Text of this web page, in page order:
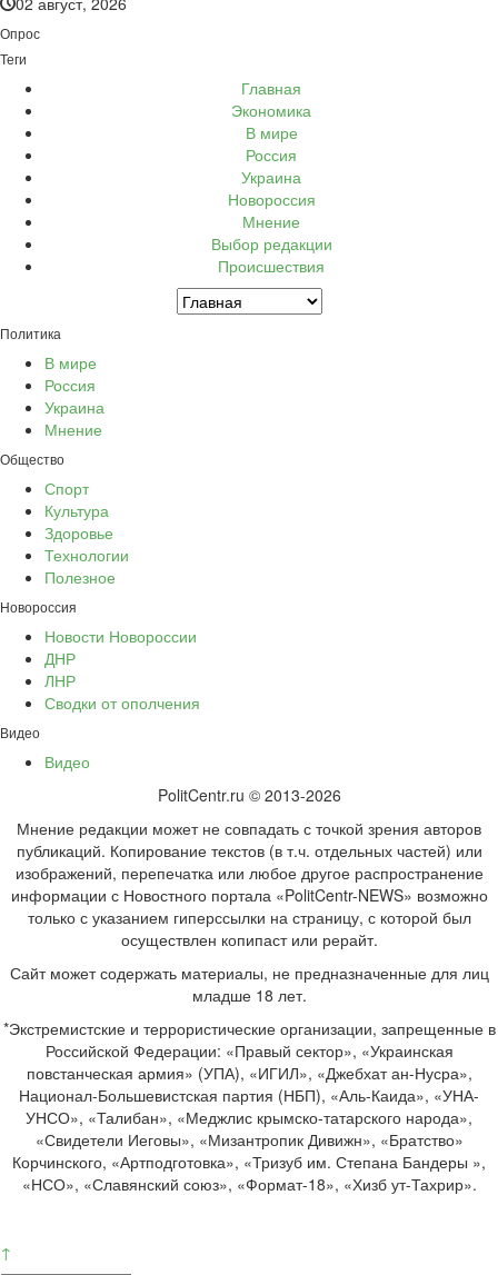
Опрос
Теги
Главная
Экономика
В мире
Россия
Украина
Новороссия
Мнение
Выбор редакции
Происшествия
Политика
В мире
Россия
Украина
Мнение
Общество
Спорт
Культура
Здоровье
Технологии
Полезное
Новороссия
Новости Новороссии
ДНР
ЛНР
Сводки от ополчения
Видео
Видео
PolitCentr.ru © 2013-2026
Мнение редакции может не совпадать с точкой зрения авторов
публикаций. Копирование текстов (в т.ч. отдельных частей) или
изображений, перепечатка или любое другое распространение
информации с Новостного портала «PolitCentr-NEWS» возможно
только с указанием гиперссылки на страницу, с которой был
осуществлен копипаст или рерайт.
Сайт может содержать материалы, не предназначенные для лиц
младше 18 лет.
*Экстремистские и террористические организации, запрещенные в
Российской Федерации: «Правый сектор», «Украинская
повстанческая армия» (УПА), «ИГИЛ», «Джебхат ан-Нусра»,
Национал-Большевистская партия (НБП), «Аль-Каида», «УНА-
УНСО», «Талибан», «Меджлис крымско-татарского народа»,
«Свидетели Иеговы», «Мизантропик Дивижн», «Братство»
Корчинского, «Артподготовка», «Тризуб им. Степана Бандеры »,
«НСО», «Славянский союз», «Формат-18», «Хизб ут-Тахрир».
↑